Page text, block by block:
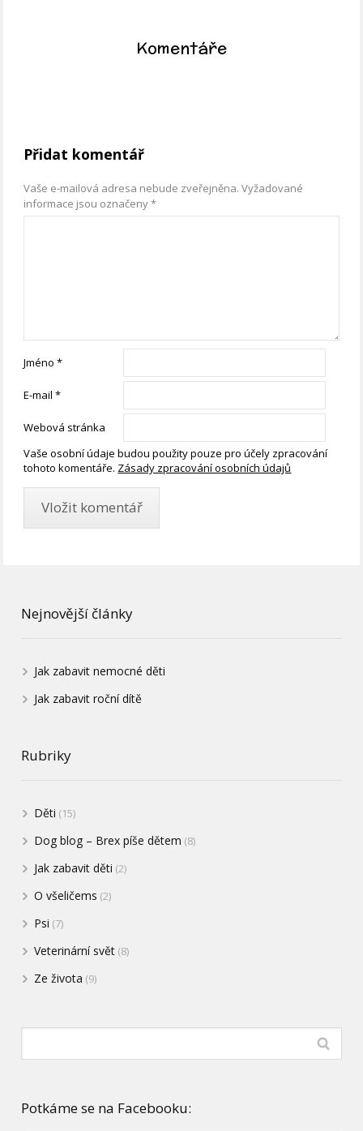
Komentáře
Přidat komentář
Vaše e-mailová adresa nebude zveřejněna. Vyžadované
informace jsou označeny*
Jméno*
E-mail*
Webová stránka
Vaše osobní údaje budou použity pouze pro účely zpracování
tohoto komentáře. Zásady zpracování osobních údajů
Nejnovější články
Jak zabavit nemocné děti
Jak zabavit roční dítě
Rubriky
Děti (15)
Dog blog – Brex píše dětem (8)
Jak zabavit děti (2)
O všeličems (2)
Psi (7)
Veterinární svět (8)
Ze života (9)
Potkáme se na Facebooku: